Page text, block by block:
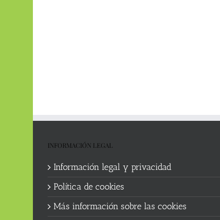
INFORMACIÓN LEGAL
Información legal y privacidad
Política de cookies
Más información sobre las cookies